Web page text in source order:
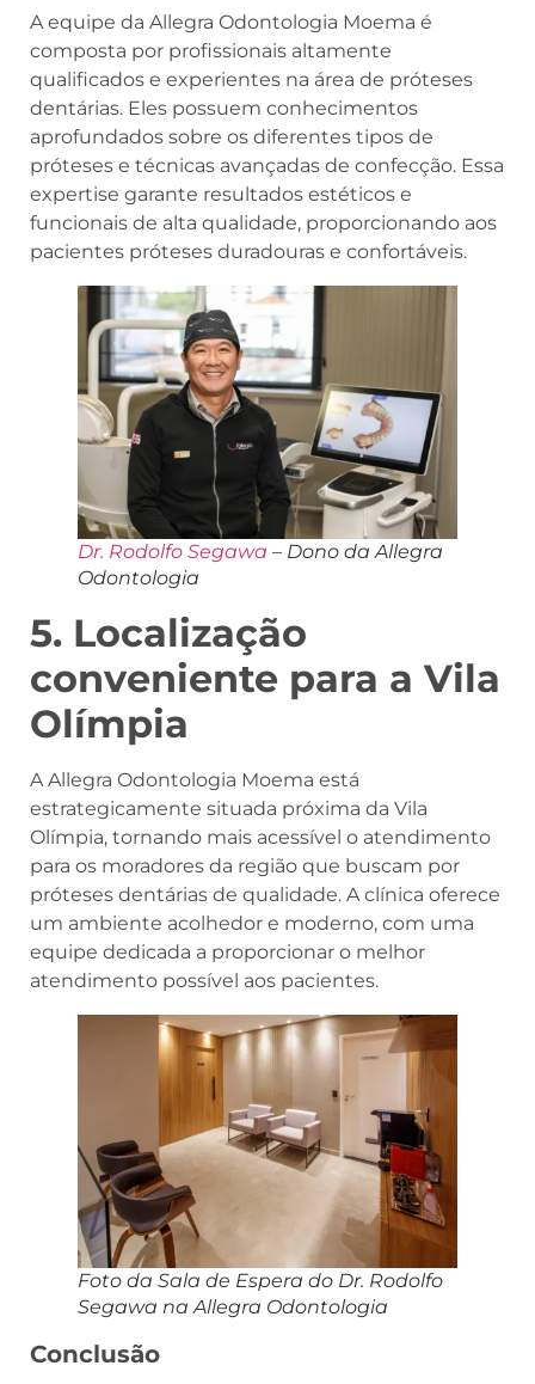
A equipe da Allegra Odontologia Moema é
composta por profissionais altamente
qualificados e experientes na área de próteses
dentárias. Eles possuem conhecimentos
aprofundados sobre os diferentes tipos de
próteses e técnicas avançadas de confecção. Essa
expertise garante resultados estéticos e
funcionais de alta qualidade, proporcionando aos
pacientes próteses duradouras e confortáveis.
Dr. Rodolfo Segawa – Dono da Allegra
Odontologia
5. Localização
conveniente para a Vila
Olímpia
A Allegra Odontologia Moema está
estrategicamente situada próxima da Vila
Olímpia, tornando mais acessível o atendimento
para os moradores da região que buscam por
próteses dentárias de qualidade. A clínica oferece
um ambiente acolhedor e moderno, com uma
equipe dedicada a proporcionar o melhor
atendimento possível aos pacientes.
Foto da Sala de Espera do Dr. Rodolfo
Segawa na Allegra Odontologia
Conclusão